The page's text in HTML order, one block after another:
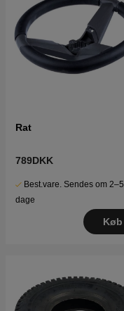
Rat
789DKK
Best.vare. Sendes om 2–5
dage
Køb